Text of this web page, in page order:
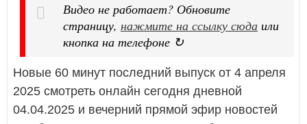
Видео не работает? Обновите
страницу, нажмите на ссылку сюда или
кнопка на телефоне ↻
Новые 60 минут последний выпуск от 4 апреля
2025 смотреть онлайн сегодня дневной
04.04.2025 и вечерний прямой эфир новостей